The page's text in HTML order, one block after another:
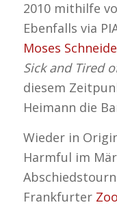
2010 mithilfe
Ebenfalls via
Moses
Sick and Tired
diesem
Heimann die
Wieder in
Harmful im
Frankfurter